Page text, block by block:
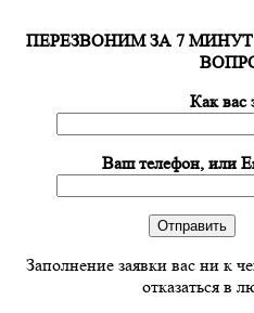
ПЕРЕЗВОНИМ ЗА 7
Как вас
Ваш телефон, или
Заполнение заявки вас ни к
отказаться в